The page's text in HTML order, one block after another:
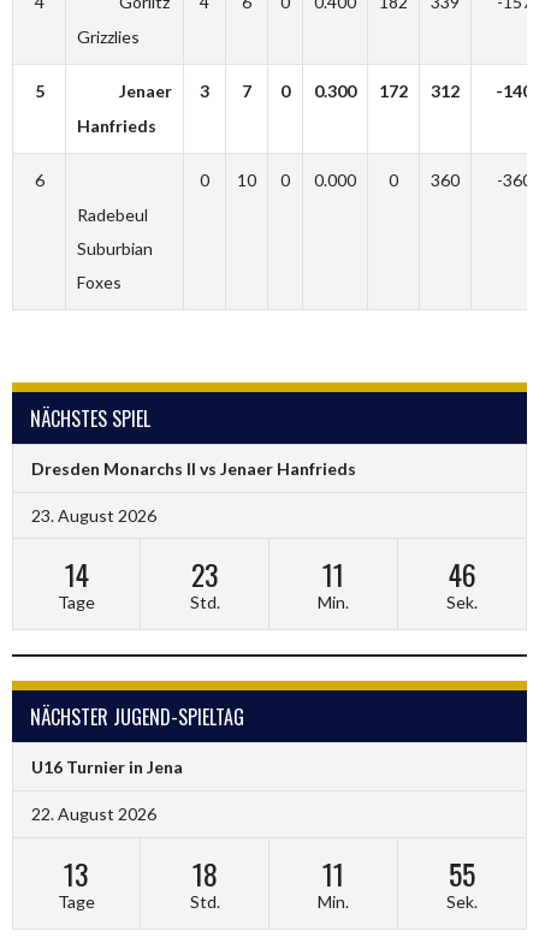
Grizzlies
5
Jenaer
Hanfrieds
3 7 0 0.300 172 312 -140
6
Radebeul
Suburbian
Foxes
0 10 0 0.000 0 360 -360
NÄCHSTES SPIEL
Dresden Monarchs II vs Jenaer Hanfrieds
23. August 2026
14
Tage
23
Std.
11
Min.
46
Sek.
NÄCHSTER JUGEND-SPIELTAG
U16 Turnier in Jena
22. August 2026
13
Tage
18
Std.
11
Min.
55
Sek.